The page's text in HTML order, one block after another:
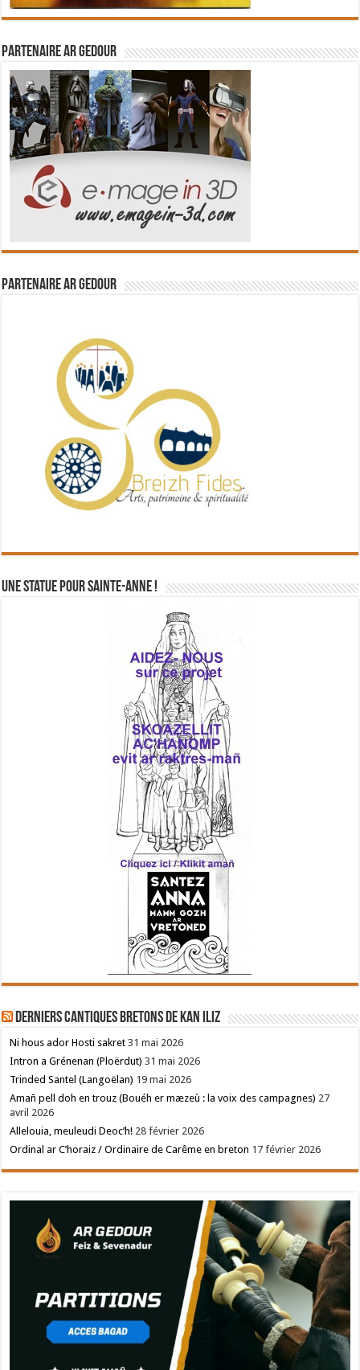
Partenaire Ar Gedour
Partenaire Ar Gedour
Une statue pour Sainte-Anne !
Derniers cantiques bretons de Kan Iliz
Ni hous ador Hosti sakret 31 mai 2026
Intron a Grénenan (Ploërdut) 31 mai 2026
Trinded Santel (Langoëlan) 19 mai 2026
Amañ pell doh en trouz (Bouéh er mæzeù : la voix des campagnes) 27
avril 2026
Allelouia, meuleudi Deoc’h! 28 février 2026
Ordinal ar C’horaiz / Ordinaire de Carême en breton 17 février 2026